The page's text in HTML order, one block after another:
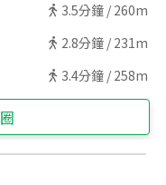
3.5分鐘 / 260m
2.8分鐘 / 231m
3.4分鐘 / 258m